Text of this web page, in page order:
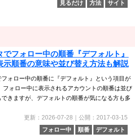
見るだけ
方法 サイト
でフォロー中の順番『デフォルト』
示順番の意味や並び替え方法も解説
フォロー中の順番に『デフォルト』という項目が
フォロー中に表示されるアカウントの順番は並び
きますが、デフォルトの順番が気になる方も多
更新：2026-07-28｜公開：2017-03-15
フォロー中
順番 デフォルト